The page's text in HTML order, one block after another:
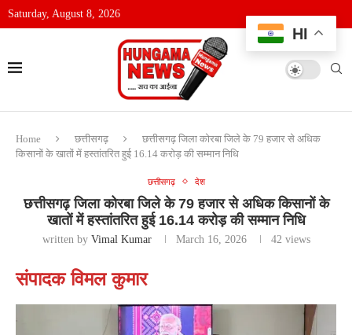
Saturday, August 8, 2026
Home छत्तीसगढ़
छत्तीसगढ़ जिला कोरबा जिले के 79 हजार से अधिक
किसानों के खातों में हस्तांतरित हुई 16.14 करोड़ की सम्मान निधि
छत्तीसगढ़ देश
छत्तीसगढ़ जिला कोरबा जिले के 79 हजार से अधिक किसानों के
खातों में हस्तांतरित हुई 16.14 करोड़ की सम्मान निधि
written by Vimal Kumar March 16, 2026 42 views
संपादक विमल कुमार
HI